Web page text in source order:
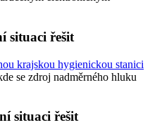
situaci řešit
krajskou hygienickou stanici
se zdroj nadměrného hluku
situaci řešit